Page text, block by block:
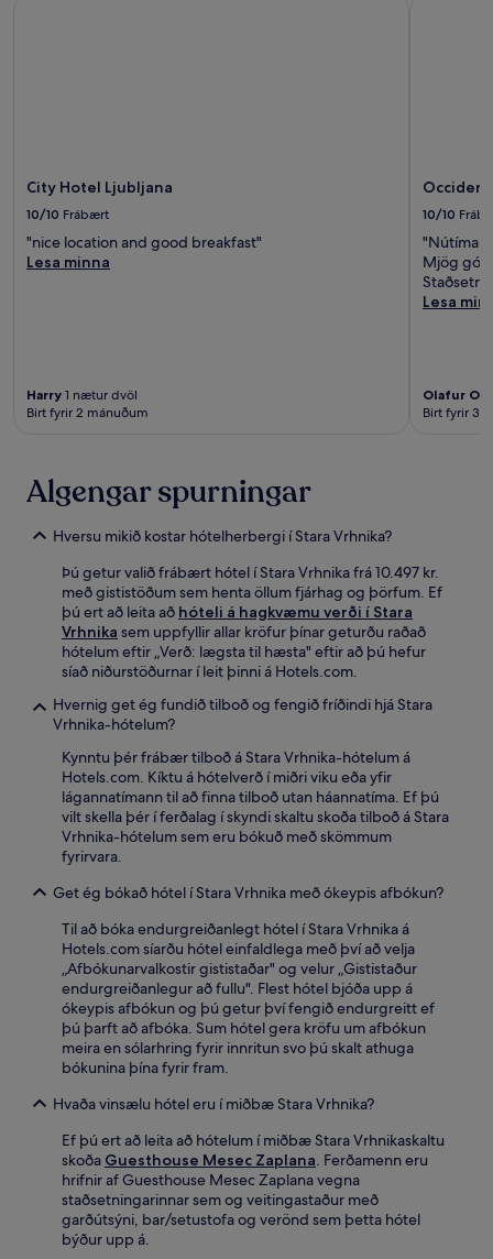
City Hotel Ljubljana
10/10 Frábært
"nice location and good breakfast"
Lesa minna
Harry 1 nætur dvöl
Birt fyrir 2 mánuðum
10/10
Mjög
Lesa
Olafur Orn
Birt fyrir 3
Algengar spurningar
Hversu mikið kostar hótelherbergi í Stara Vrhnika?
Þú getur valið frábært hótel í Stara Vrhnika frá 10.497 kr.
með gististöðum sem henta öllum fjárhag og þörfum. Ef
þú ert að leita að hóteli á hagkvæmu verði í Stara
Vrhnika sem uppfyllir allar kröfur þínar geturðu raðað
hótelum eftir „Verð: lægsta til hæsta" eftir að þú hefur
síað niðurstöðurnar í leit þinni á Hotels.com.
Hvernig get ég fundið tilboð og fengið fríðindi hjá Stara
Vrhnika-hótelum?
Kynntu þér frábær tilboð á Stara Vrhnika-hótelum á
Hotels.com. Kíktu á hótelverð í miðri viku eða yfir
lágannatímann til að finna tilboð utan háannatíma. Ef þú
vilt skella þér í ferðalag í skyndi skaltu skoða tilboð á Stara
Vrhnika-hótelum sem eru bókuð með skömmum
fyrirvara.
Get ég bókað hótel í Stara Vrhnika með ókeypis afbókun?
Til að bóka endurgreiðanlegt hótel í Stara Vrhnika á
Hotels.com síarðu hótel einfaldlega með því að velja
„Afbókunarvalkostir gististaðar" og velur „Gististaður
endurgreiðanlegur að fullu". Flest hótel bjóða upp á
ókeypis afbókun og þú getur því fengið endurgreitt ef
þú þarft að afbóka. Sum hótel gera kröfu um afbókun
meira en sólarhring fyrir innritun svo þú skalt athuga
bókunina þína fyrir fram.
Hvaða vinsælu hótel eru í miðbæ Stara Vrhnika?
Ef þú ert að leita að hótelum í miðbæ Stara Vrhnikaskaltu
skoða Guesthouse Mesec Zaplana. Ferðamenn eru
hrifnir af Guesthouse Mesec Zaplana vegna
staðsetningarinnar sem og veitingastaður með
garðútsýni, bar/setustofa og verönd sem þetta hótel
býður upp á.